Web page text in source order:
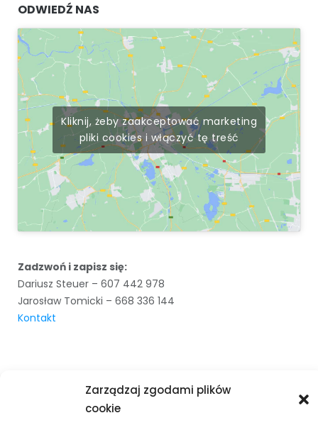
Zarządzaj zgodami plików
cookie
ODWIEDŹ NAS
Kliknij, żeby zaakceptować marketing
pliki cookies i włączyć tę treść
Zadzwoń i zapisz się:
Dariusz Steuer – 607 442 978
Jarosław Tomicki – 668 336 144
Kontakt